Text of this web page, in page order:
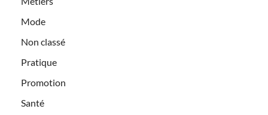
Mode
Non classé
Pratique
Promotion
Santé